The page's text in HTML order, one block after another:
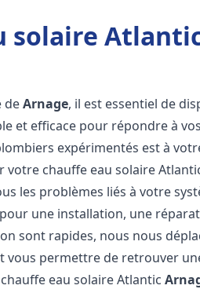
solaire
deArnage, il est essentiel de
et efficace pour répondre à
expérimentés est à
votre chauffe eau solaire
les problèmes liés à votre
une installation, une
sont rapides, nous nous
vous permettre de retrouver
eau solaire Atlantic